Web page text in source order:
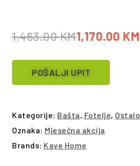
1,463.00KM1,170.00 KM
POŠALJI UPIT
Kategorije: Bašta, Fotelje, Ostalo
Oznaka: Mjesečna akcija
Brands: Kave Home